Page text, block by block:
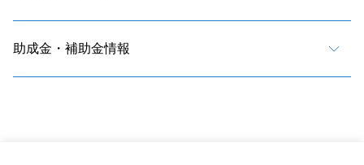
助成金・補助金情報